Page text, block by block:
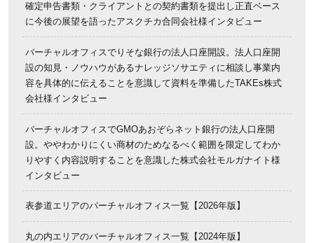
確定申告書類・クライアントとの契約書類を提出し正直ベース
に今後の展望を語ったアスクチカ合同会社様インタビュー
バーチャルオフィスでりそな銀行の法人口座開設。法人口座開
設の知見・ノウハウがあるナレッジソサエティに相談し事業内
容を具体的に伝えることを意識して資料を準備したTAKEs株式
会社様インタビュー
バーチャルオフィスでGMOあおぞらネット銀行の法人口座開
設。ややわかりにくい商材のためなるべく範囲を限定してわか
りやすく内容説明することを意識した株式会社モルガナイト様
インタビュー
表参道エリアのバーチャルオフィス一覧【2026年版】
丸の内エリアのバーチャルオフィス一覧【2024年版】